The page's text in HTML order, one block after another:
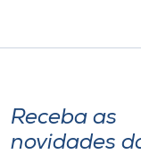
Receba as
novidades